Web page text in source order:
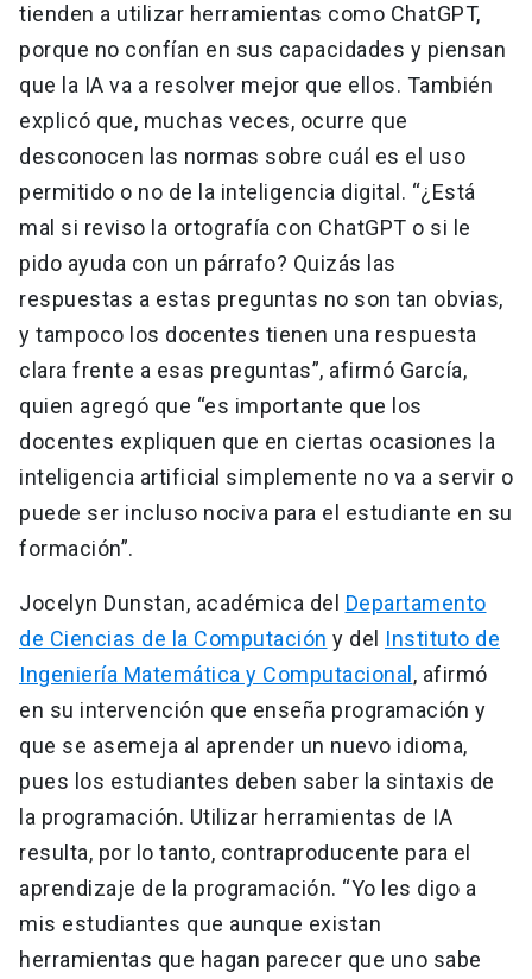
tienden a utilizar herramientas como ChatGPT,
porque no confían en sus capacidades y piensan
que la IA va a resolver mejor que ellos. También
explicó que, muchas veces, ocurre que
desconocen las normas sobre cuál es el uso
permitido o no de la inteligencia digital. “¿Está
mal si reviso la ortografía con ChatGPT o si le
pido ayuda con un párrafo? Quizás las
respuestas a estas preguntas no son tan obvias,
y tampoco los docentes tienen una respuesta
clara frente a esas preguntas”, afirmó García,
quien agregó que “es importante que los
docentes expliquen que en ciertas ocasiones la
inteligencia artificial simplemente no va a servir o
puede ser incluso nociva para el estudiante en su
formación”.
Jocelyn Dunstan, académica del Departamento
de Ciencias de la Computación y del Instituto de
Ingeniería Matemática y Computacional , afirmó
en su intervención que enseña programación y
que se asemeja al aprender un nuevo idioma,
pues los estudiantes deben saber la sintaxis de
la programación. Utilizar herramientas de IA
resulta, por lo tanto, contraproducente para el
aprendizaje de la programación. “Yo les digo a
mis estudiantes que aunque existan
herramientas que hagan parecer que uno sabe